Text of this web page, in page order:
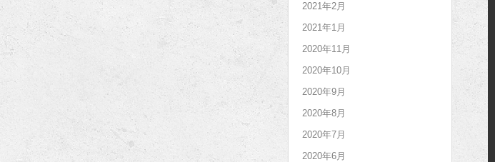
2021年2月
2021年1月
2020年11月
2020年10月
2020年9月
2020年8月
2020年7月
2020年6月